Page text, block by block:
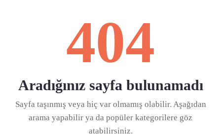
404
Aradığınız sayfa bulunamadı
Sayfa taşınmış veya hiç var olmamış olabilir. Aşağıdan
arama yapabilir ya da popüler kategorilere göz
atabilirsiniz.